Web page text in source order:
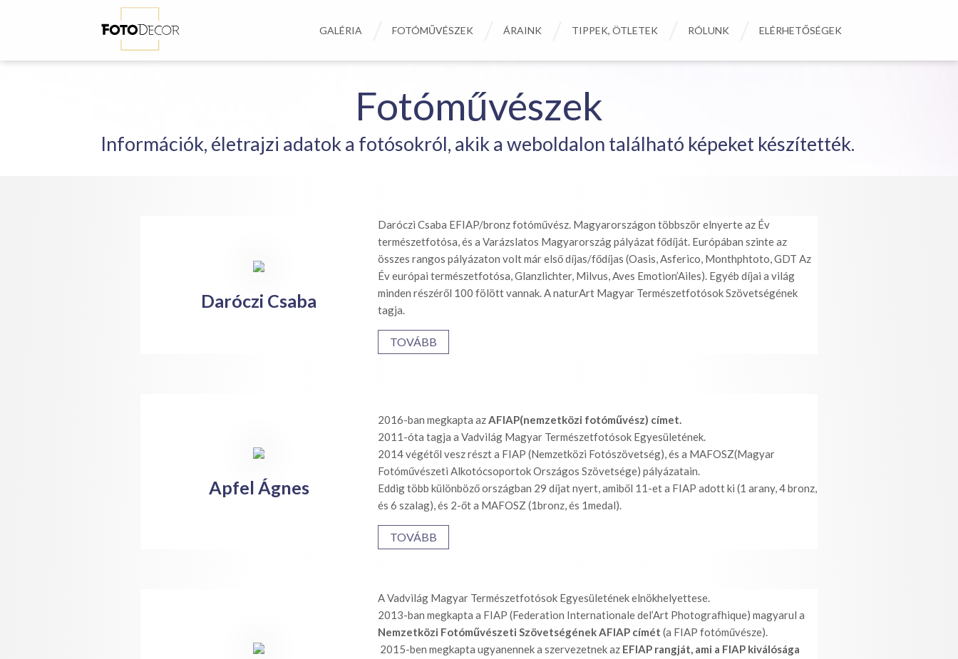
GALÉRIA FOTÓMŰVÉSZEK ÁRAINK TIPPEK, ÖTLETEK RÓLUNK ELÉRHETŐSÉGEK
Fotóművészek
Információk, életrajzi adatok a fotósokról, akik a weboldalon található képeket készítették.
Daróczi Csaba
Daróczi Csaba EFIAP/bronz fotóművész. Magyarországon többször elnyerte az Év
természetfotósa, és a Varázslatos Magyarország pályázat fődíját. Európában szinte az
összes rangos pályázaton volt már első díjas/fődíjas (Oasis, Asferico, Monthphtoto, GDT Az
Év európai természetfotósa, Glanzlichter, Milvus, Aves Emotion’Ailes). Egyéb díjai a világ
minden részéről 100 fölött vannak. A naturArt Magyar Természetfotósok Szövetségének
tagja.
TOVÁBB
Apfel Ágnes
2016-ban megkapta azAFIAP(nemzetközi fotóművész) címet.
2011-óta tagja a Vadvilág Magyar Természetfotósok Egyesületének.
2014 végétől vesz részt a FIAP (Nemzetközi Fotószövetség), és a MAFOSZ(Magyar
Fotóművészeti Alkotócsoportok Országos Szövetsége) pályázatain.
Eddig több különböző országban 29 díjat nyert, amiből 11-et a FIAP adott ki (1 arany, 4 bronz,
és 6 szalag), és 2-őt a MAFOSZ (1bronz, és 1medal).
TOVÁBB
A Vadvilág Magyar Természetfotósok Egyesületének elnökhelyettese.
2013-ban megkapta a FIAP (Federation Internationale del’Art Photografhique) magyarul a
Nemzetközi Fotóművészeti Szövetségének AFIAP címét (a FIAP fotóművésze).
2015-ben megkapta ugyanennek a szervezetnek az EFIAP rangját, ami a FIAP kiválósága